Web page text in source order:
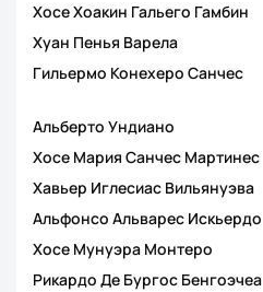
Хосе Хоакин Гальего Гамбин
Хуан Пенья Варела
Гильермо Конехеро Санчес
Альберто Ундиано
Хосе Мария Санчес Мартинес
Хавьер Иглесиас Вильянуэва
Альфонсо Альварес Искьердо
Хосе Мунуэра Монтеро
Рикардо Де Бургос Бенгоэчеа